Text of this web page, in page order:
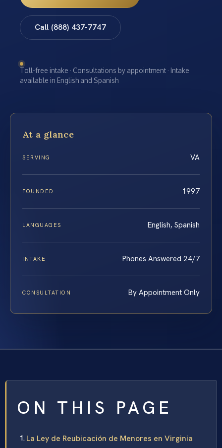
Call (888) 437-7747
Toll-free intake · Consultations by appointment · Intake
available in English and Spanish
At a glance
SERVING VA
FOUNDED 1997
LANGUAGES English, Spanish
INTAKE Phones Answered 24/7
CONSULTATION By Appointment Only
ON THIS PAGE
La Ley de Reubicación de Menores en Virginia